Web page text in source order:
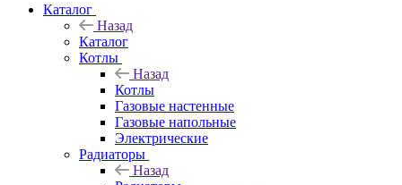
Каталог
Назад
Каталог
Котлы
Назад
Котлы
Газовые настенные
Газовые напольные
Электрические
Радиаторы
Назад